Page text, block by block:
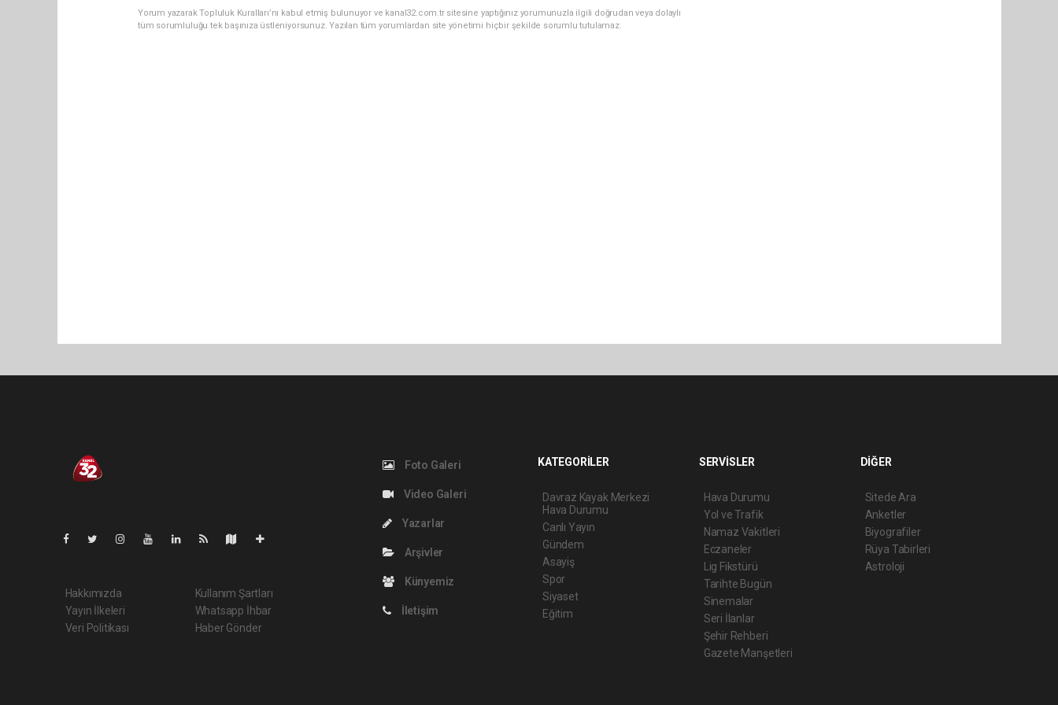
Yorum yazarak Topluluk Kuralları’nı kabul etmiş bulunuyor ve kanal32.com.tr sitesine yaptığınız yorumunuzla ilgili doğrudan veya dolaylı
tüm sorumluluğu tek başınıza üstleniyorsunuz. Yazılan tüm yorumlardan site yönetimi hiçbir şekilde sorumlu tutulamaz.
Hakkımızda
Yayın İlkeleri
Veri Politikası
Kullanım Şartları
Whatsapp İhbar
Haber Gönder
Foto Galeri
Video Galeri
Yazarlar
Arşivler
Künyemiz
İletişim
KATEGORİLER
Davraz Kayak Merkezi
Hava Durumu
Canlı Yayın
Gündem
Asayiş
Spor
Siyaset
Eğitim
SERVİSLER
Hava Durumu
Yol ve Trafik
Namaz Vakitleri
Eczaneler
Lig Fikstürü
Tarihte Bugün
Sinemalar
Seri İlanlar
Şehir Rehberi
Gazete Manşetleri
DİĞER
Sitede Ara
Anketler
Biyografiler
Rüya Tabirleri
Astroloji